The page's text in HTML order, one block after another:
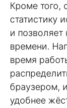
Кроме того,
статистику
и позволяет
времени.
время
браузером,
удобнее